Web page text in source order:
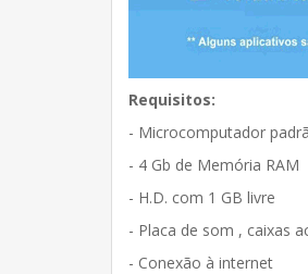
Requisitos:
- Microcomputador
- 4 Gb de Memória RAM
- H.D. com 1 GB livre
- Placa de som , caixas
- Conexão à internet